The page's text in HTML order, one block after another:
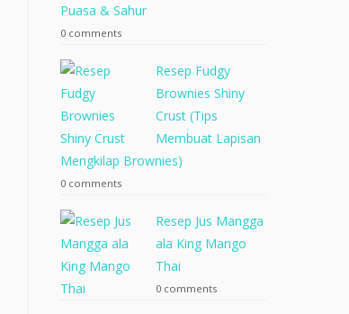
Puasa & Sahur
0 comments
Resep Fudgy
Brownies Shiny
Crust (Tips
Membuat Lapisan
Mengkilap Brownies)
0 comments
Resep Jus Mangga
ala King Mango
Thai
0 comments